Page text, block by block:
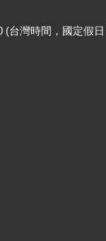
(台灣時間，國定假日